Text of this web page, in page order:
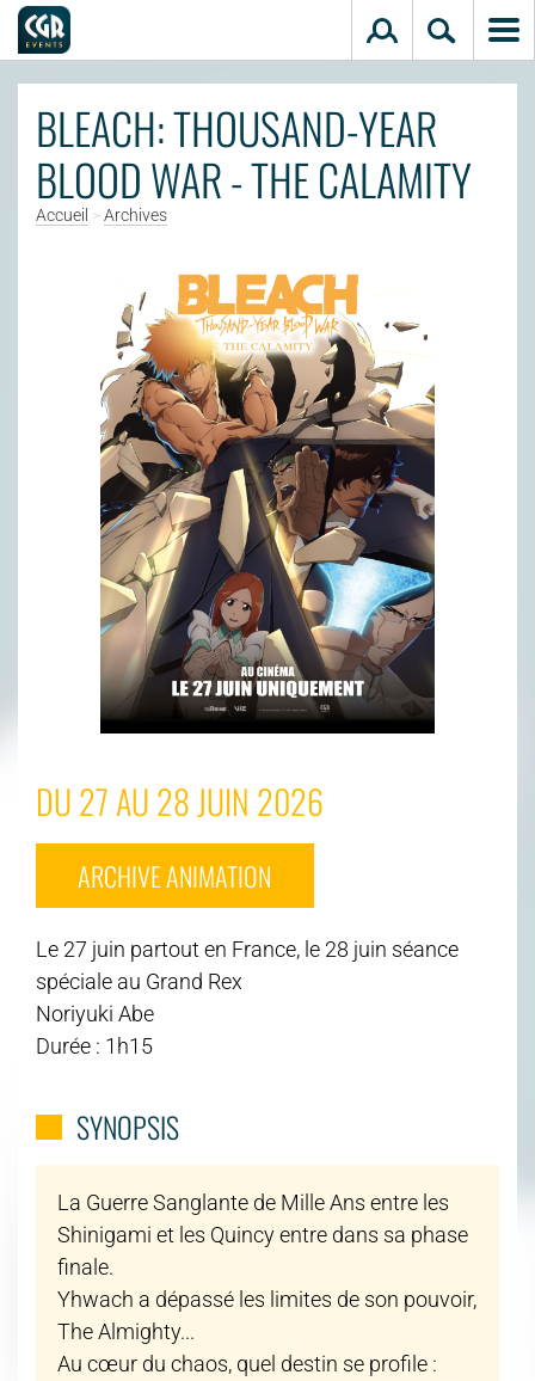
BLEACH: THOUSAND-YEAR
BLOOD WAR - THE CALAMITY
Accueil >Archives
DU 27 AU 28 JUIN 2026
ARCHIVE ANIMATION
Le 27 juin partout en France, le 28 juin séance
spéciale au Grand Rex
Noriyuki Abe
Durée : 1h15
SYNOPSIS
La Guerre Sanglante de Mille Ans entre les
Shinigami et les Quincy entre dans sa phase
finale.
Yhwach a dépassé les limites de son pouvoir,
The Almighty...
Au cœur du chaos, quel destin se profile :